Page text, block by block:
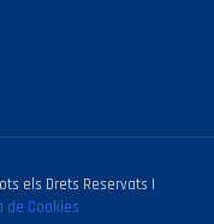
els Drets Reservats |
de Cookies